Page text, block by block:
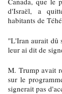
d'Israël, a
habitants de
"L'Iran aurait dû
leur ai dit de
M. Trump avait
sur le
signerait pas